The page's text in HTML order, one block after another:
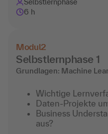
Selbstlernphase
6 h
Modul2
Selbstlernphase 1
Grundlagen: Machine
Wichtige
Daten-Projekte
Business
aus?